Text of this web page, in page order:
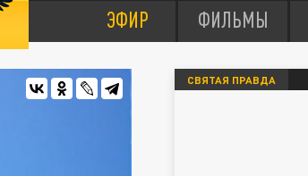
ЭФИР ФИЛЬМЫ
СВЯТАЯ ПРАВДА